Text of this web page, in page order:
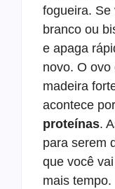
fogueira. Se
branco ou
e apaga
novo. O
madeira
acontece
proteínas.
para serem
que você
mais tempo.